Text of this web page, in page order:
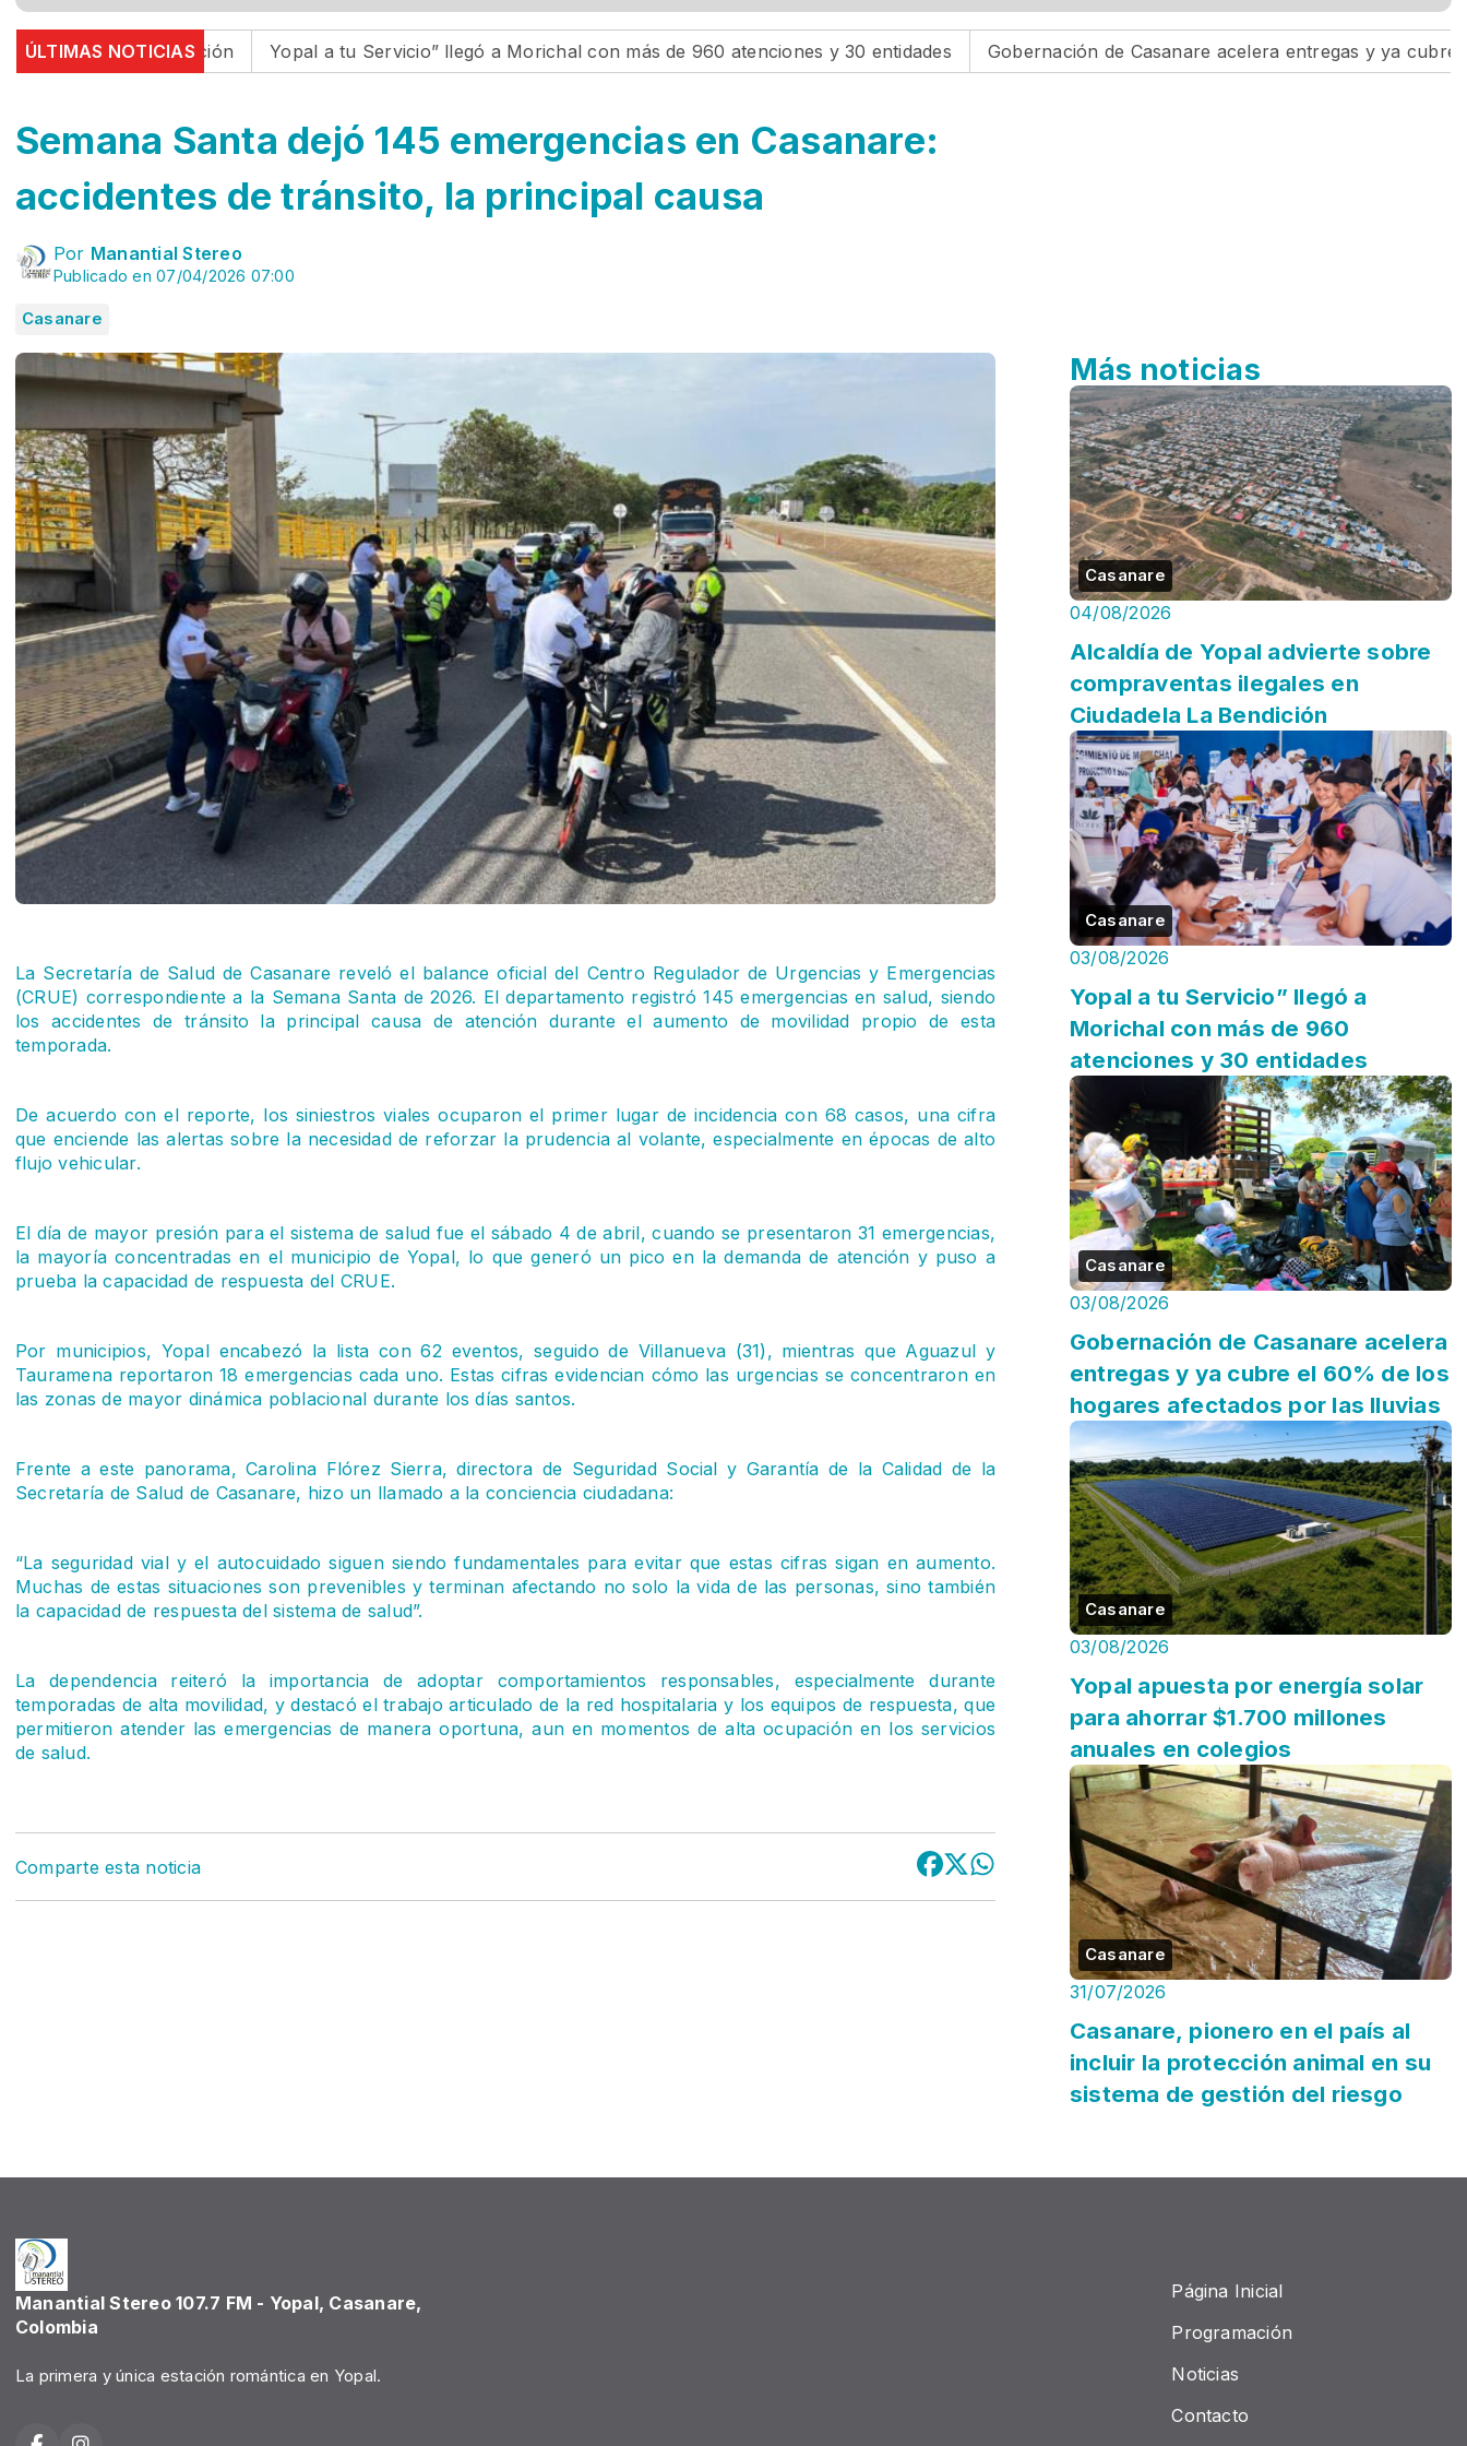
ÚLTIMAS NOTICIAS
La Bendición Yopal a tu Servicio” llegó a Morichal con más de 960 atenciones y 30 entidades Gobernación de Casanare acelera entregas y ya cubre el 60% de
Semana Santa dejó 145 emergencias en Casanare:
accidentes de tránsito, la principal causa
Por Manantial Stereo
Publicado en 07/04/2026 07:00
Casanare
La Secretaría de Salud de Casanare reveló el balance oficial del Centro Regulador de Urgencias y Emergencias
(CRUE) correspondiente a la Semana Santa de 2026. El departamento registró 145 emergencias en salud, siendo
los accidentes de tránsito la principal causa de atención durante el aumento de movilidad propio de esta
temporada.
De acuerdo con el reporte, los siniestros viales ocuparon el primer lugar de incidencia con 68 casos, una cifra
que enciende las alertas sobre la necesidad de reforzar la prudencia al volante, especialmente en épocas de alto
flujo vehicular.
El día de mayor presión para el sistema de salud fue el sábado 4 de abril, cuando se presentaron 31 emergencias,
la mayoría concentradas en el municipio de Yopal, lo que generó un pico en la demanda de atención y puso a
prueba la capacidad de respuesta del CRUE.
Por municipios, Yopal encabezó la lista con 62 eventos, seguido de Villanueva (31), mientras que Aguazul y
Tauramena reportaron 18 emergencias cada uno. Estas cifras evidencian cómo las urgencias se concentraron en
las zonas de mayor dinámica poblacional durante los días santos.
Frente a este panorama, Carolina Flórez Sierra, directora de Seguridad Social y Garantía de la Calidad de la
Secretaría de Salud de Casanare, hizo un llamado a la conciencia ciudadana:
“La seguridad vial y el autocuidado siguen siendo fundamentales para evitar que estas cifras sigan en aumento.
Muchas de estas situaciones son prevenibles y terminan afectando no solo la vida de las personas, sino también
la capacidad de respuesta del sistema de salud”.
La dependencia reiteró la importancia de adoptar comportamientos responsables, especialmente durante
temporadas de alta movilidad, y destacó el trabajo articulado de la red hospitalaria y los equipos de respuesta, que
permitieron atender las emergencias de manera oportuna, aun en momentos de alta ocupación en los servicios
de salud.
Comparte esta noticia
Más noticias
Casanare
04/08/2026
Alcaldía de Yopal advierte sobre
compraventas ilegales en
Ciudadela La Bendición
Casanare
03/08/2026
Yopal a tu Servicio” llegó a
Morichal con más de 960
atenciones y 30 entidades
Casanare
03/08/2026
Gobernación de Casanare acelera
entregas y ya cubre el 60% de los
hogares afectados por las lluvias
Casanare
03/08/2026
Yopal apuesta por energía solar
para ahorrar $1.700 millones
anuales en colegios
Casanare
31/07/2026
Casanare, pionero en el país al
incluir la protección animal en su
sistema de gestión del riesgo
Manantial Stereo 107.7 FM - Yopal, Casanare,
Colombia
La primera y única estación romántica en Yopal.
Página Inicial
Programación
Noticias
Contacto